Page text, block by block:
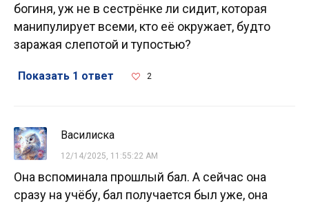
богиня, уж не в сестрёнке ли сидит, которая
манипулирует всеми, кто её окружает, будто
заражая слепотой и тупостью?
Показать 1 ответ 2
Василиска
12/14/2025, 11:55:22 AM
Она вспоминала прошлый бал. А сейчас она
сразу на учёбу, бал получается был уже, она